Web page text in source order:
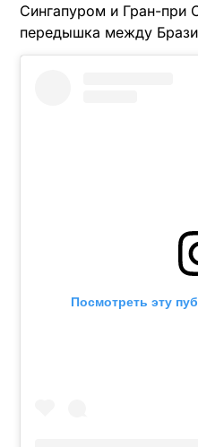
Сингапуром и Гран-при
передышка между
Посмотреть эту